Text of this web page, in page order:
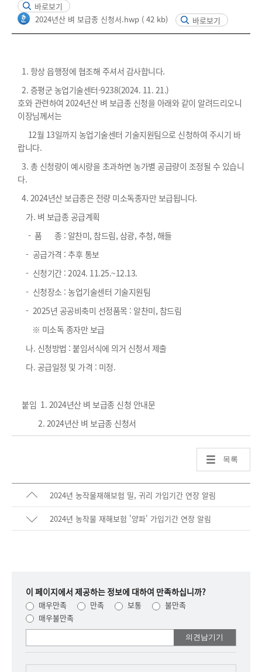
바로보기
2024년산 벼 보급종 신청서.hwp ( 42 kb) 바로보기
1. 항상 읍행정에 협조해 주셔서 감사합니다.
2. 증평군 농업기술센터-9238(2024. 11. 21.)
호와 관련하여 2024년산 벼 보급종 신청을 아래와 같이 알려드리오니
이장님께서는
12월 13일까지 농업기술센터 기술지원팀으로 신청하여 주시기 바
랍니다.
3. 총 신청량이 예시량을 초과하면 농가별 공급량이 조정될 수 있습니
다.
4. 2024년산 보급종은 전량 미소독종자만 보급됩니다.
가. 벼 보급종 공급계획
- 품 종 : 알찬미, 참드림, 삼광, 추청, 해들
- 공급가격 : 추후 통보
- 신청기간 : 2024. 11.25.~12.13.
- 신청장소 : 농업기술센터 기술지원팀
- 2025년 공공비축미 선정품목 : 알찬미, 참드림
※ 미소독 종자만 보급
나. 신청방법 : 붙임서식에 의거 신청서 제출
다. 공급일정 및 가격 : 미정.
붙임 1. 2024년산 벼 보급종 신청 안내문
2. 2024년산 벼 보급종 신청서
목록
2024년 농작물재해보험 밀, 귀리 가입기간 연장 알림
2024년 농작물 재해보험 '양파' 가입기간 연장 알림
이 페이지에서 제공하는 정보에 대하여 만족하십니까?
매우만족 만족 보통
불만족
매우불만족
의견을